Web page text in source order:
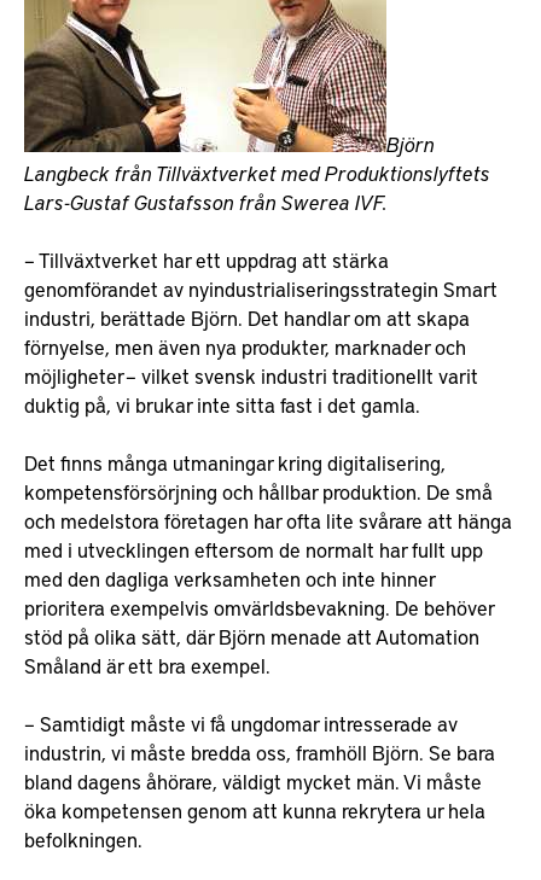
Björn
Langbeck från Tillväxtverket med Produktionslyftets
Lars-Gustaf Gustafsson från Swerea IVF.
– Tillväxtverket har ett uppdrag att stärka
genomförandet av nyindustrialiseringsstrategin Smart
industri, berättade Björn. Det handlar om att skapa
förnyelse, men även nya produkter, marknader och
möjligheter – vilket svensk industri traditionellt varit
duktig på, vi brukar inte sitta fast i det gamla.
Det finns många utmaningar kring digitalisering,
kompetensförsörjning och hållbar produktion. De små
och medelstora företagen har ofta lite svårare att hänga
med i utvecklingen eftersom de normalt har fullt upp
med den dagliga verksamheten och inte hinner
prioritera exempelvis omvärldsbevakning. De behöver
stöd på olika sätt, där Björn menade att Automation
Småland är ett bra exempel.
– Samtidigt måste vi få ungdomar intresserade av
industrin, vi måste bredda oss, framhöll Björn. Se bara
bland dagens åhörare, väldigt mycket män. Vi måste
öka kompetensen genom att kunna rekrytera ur hela
befolkningen.